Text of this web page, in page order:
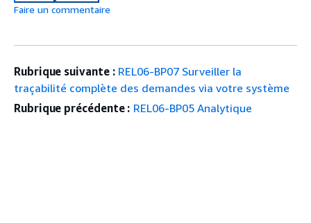
Faire un commentaire
Rubrique suivante : REL06-BP07 Surveiller la
traçabilité complète des demandes via votre système
Rubrique précédente : REL06-BP05 Analytique